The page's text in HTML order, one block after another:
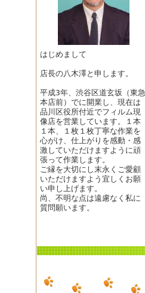
はじめまして
店長の八木澤と申します。
平成3年、渋谷区道玄坂（東急
本店前）でに開業し、現在は
品川区役所付近でフィルム現
像店を営業しています。１本
１本、１枚１枚丁寧な作業を
心がけ、仕上がりを感動・感
激していただけますように頑
張って作業します。
ご縁を大切にし末永くご愛顧
いただけますよう宜しくお願
い申し上げます。
尚、不明な点は遠慮なく私に
質問願います。